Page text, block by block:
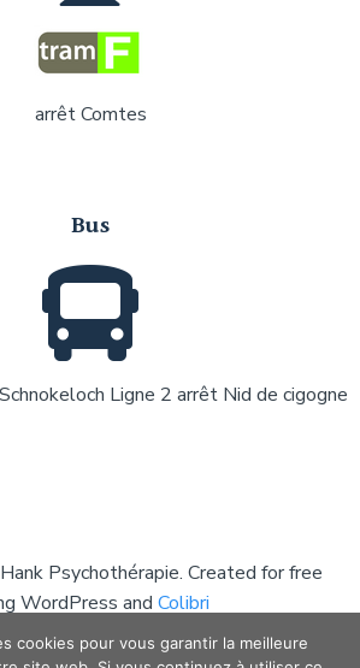
arrêt Comtes
Bus
Ligne 2 arrêt Nid de cigogne
Psychothérapie. Created for free
WordPress and Colibri
cookies pour vous garantir la meilleure